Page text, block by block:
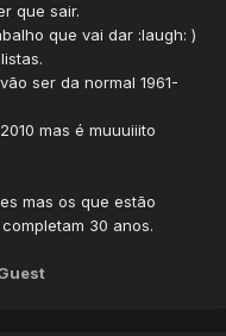
que sair.
que vai dar :laugh: )
ser da normal 1961-
mas é muuuiiito
mas os que estão
30 anos.